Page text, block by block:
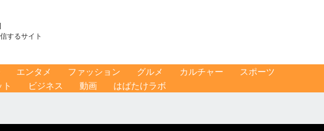
するサイト
エンタメ ファッション グルメ カルチャー
スポーツ
ト ビジネス 動画 はばたけラボ